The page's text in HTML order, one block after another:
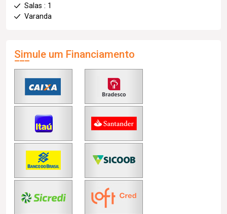
Salas : 1
Varanda
Simule um Financiamento